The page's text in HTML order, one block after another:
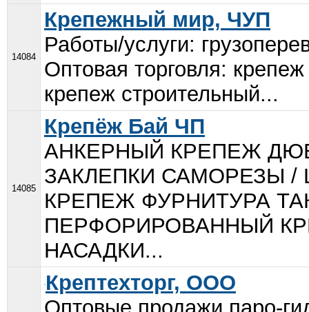
14084
Крепежный мир, ЧУП
Работы/услуги:
Оптовая торговля:
крепеж строительный...
14085
Крепёж Бай ЧП
АНКЕРНЫЙ КРЕПЕЖ
ЗАКЛЕПКИ САМОРЕЗЫ
КРЕПЕЖ ФУРНИТУРА
ПЕРФОРИРОВАННЫЙ
НАСАДКИ...
Крептехторг, ООО